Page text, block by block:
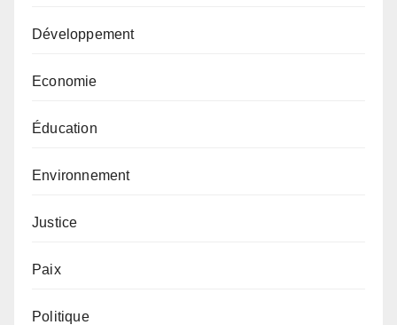
Développement
Economie
Éducation
Environnement
Justice
Paix
Politique